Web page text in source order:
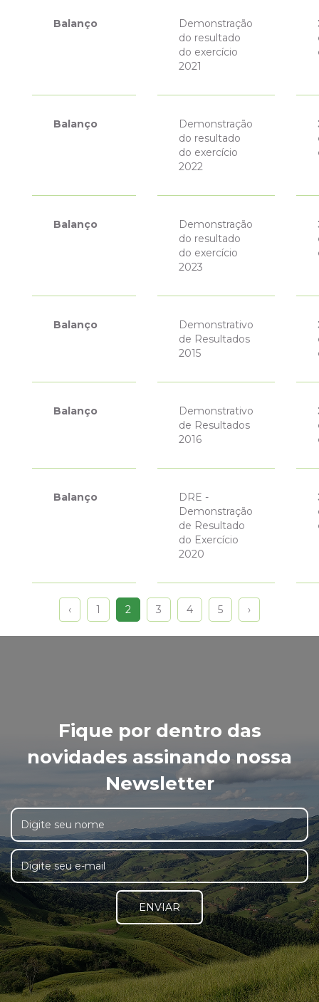
Balanço
Demonstração
do resultado
do exercício
2021
Balanço
Demonstração
do resultado
do exercício
2022
Balanço
Demonstração
do resultado
do exercício
2023
Balanço
Demonstrativo
de Resultados
2015
Balanço
Demonstrativo
de Resultados
2016
Balanço
DRE -
Demonstração
de Resultado
do Exercício
2020
‹ 1 2 3 4 5 ›
Fique por dentro das
novidades assinando nossa
Newsletter
ENVIAR